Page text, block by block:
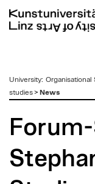
zum
Inhalt
University: Organisational
studies> News